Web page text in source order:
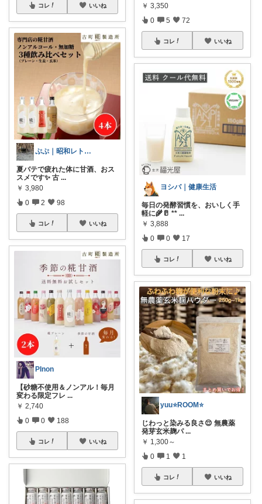
コレ いいね
ぷぷ｜昭和レトロの器好き
夏バテで疲れた体に甘酒、おス
スメです✨ 古 ...
￥ 3,980
0 2 98
コレ いいね
PInon
【砂糖不使用＆ノンアル！毎月
変わる限定フレ ...
￥ 2,740
0 0 188
コレ いいね
￥ 3,350
0 5 72
コレ いいね
ヨシバ｜健康生活
毎日の発酵習慣を、おいしく手
軽に🌾🥛 ** ...
￥ 3,888
0 0 17
コレ いいね
yuu⭐️ROOM⭐️
じわっと染みる良さ😌 無農薬
発芽玄米麹パ ...
￥ 1,300～
0 1 1
コレ いいね